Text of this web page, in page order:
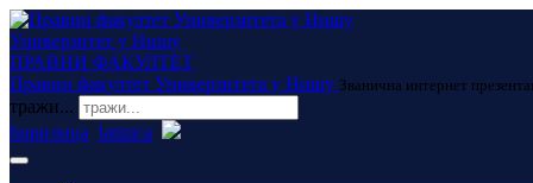
Универзитет у Нишу
ПРАВНИ ФАКУЛТЕТ
Правни факултет Универзитета у Нишу Званична интернет
тражи...
ћирилица latinica